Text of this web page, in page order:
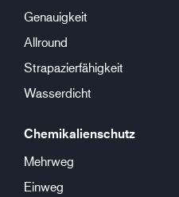
Genauigkeit
Allround
Strapazierfähigkeit
Wasserdicht
Chemikalienschutz
Mehrweg
Einweg